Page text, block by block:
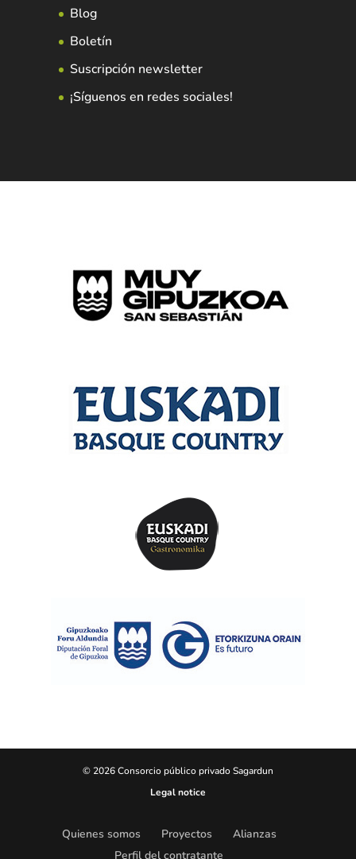
Blog
Boletín
Suscripción newsletter
¡Síguenos en redes sociales!
© 2026 Consorcio público privado Sagardun
Legal notice
Quienes somos Proyectos
Alianzas
Perfil del contratante